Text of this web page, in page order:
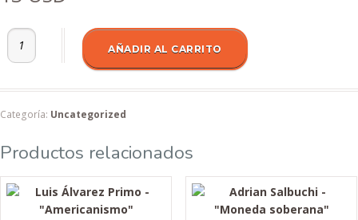
Juan Carlos Neves - "La ética aplicada a la política" cantidad
AÑADIR AL CARRITO
Categoría: Uncategorized
Productos relacionados